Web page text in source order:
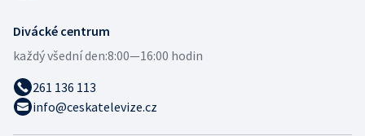
Divácké centrum
každý všední den:8:00—16:00 hodin
261 136 113
info@ceskatelevize.cz